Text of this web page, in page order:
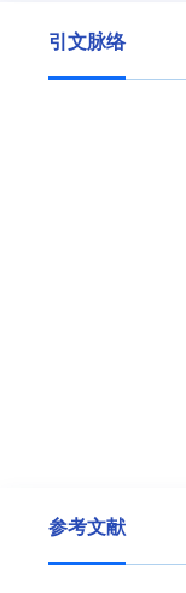
引文脉络
参考文献